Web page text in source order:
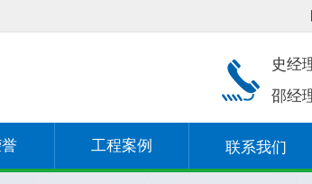
史经
邵经
工程案例 联系我们